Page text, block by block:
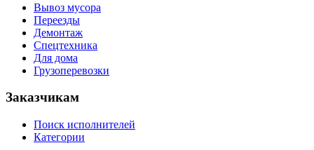
Вывоз мусора
Переезды
Демонтаж
Спецтехника
Для дома
Грузоперевозки
Заказчикам
Поиск исполнителей
Категории